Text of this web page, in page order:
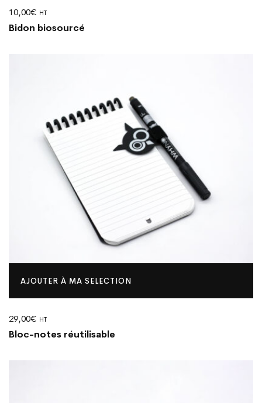
10,00€ HT
Bidon biosourcé
AJOUTER À MA SELECTION
29,00€ HT
Bloc-notes réutilisable